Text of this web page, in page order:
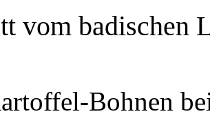
vom badischen
Bohnen